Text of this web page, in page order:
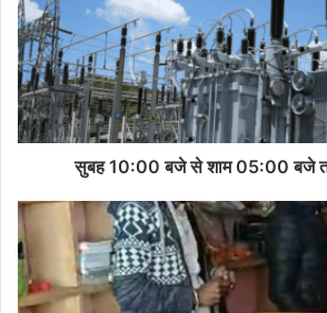
सुबह 10:00 बजे से शाम 05:00 बजे